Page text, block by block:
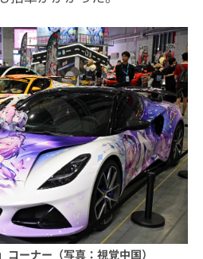
ーナー（写真：視覚中国）